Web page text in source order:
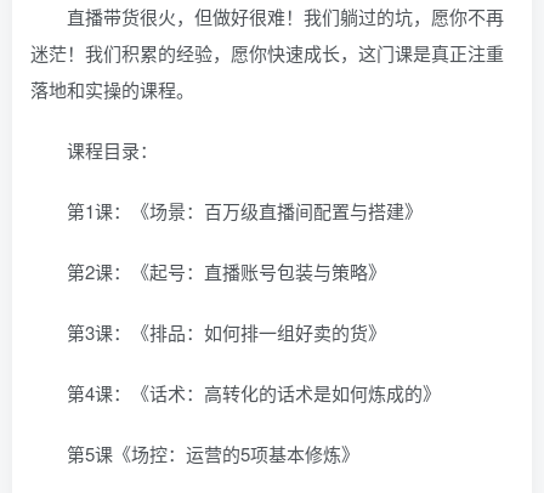
直播带货很火，但做好很难！我们躺过的坑，愿你不再
迷茫！我们积累的经验，愿你快速成长，这门课是真正注重
落地和实操的课程。
课程目录：
第1课：《场景：百万级直播间配置与搭建》
第2课：《起号：直播账号包装与策略》
第3课：《排品：如何排一组好卖的货》
第4课：《话术：高转化的话术是如何炼成的》
第5课《场控：运营的5项基本修炼》